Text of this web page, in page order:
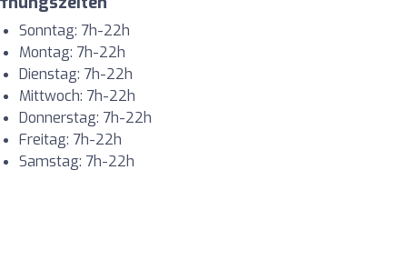
Sonntag: 7h-22h
Montag: 7h-22h
Dienstag: 7h-22h
Mittwoch: 7h-22h
Donnerstag: 7h-22h
Freitag: 7h-22h
Samstag: 7h-22h